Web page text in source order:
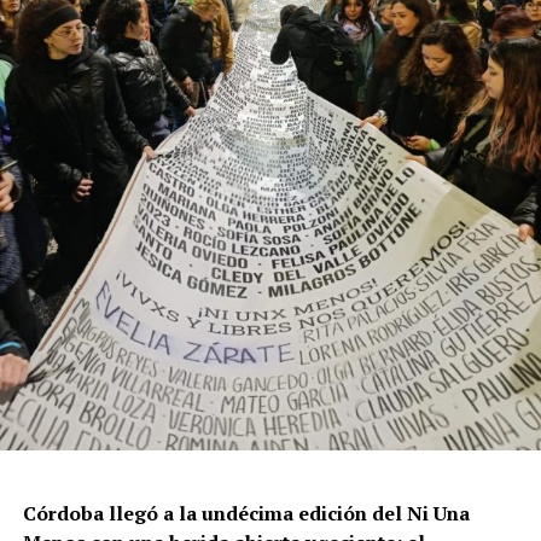
resisten otra avanzada sobre un territorio en disputa.
Por Francisco Pandolfi
Córdoba llegó a la undécima edición del Ni Una